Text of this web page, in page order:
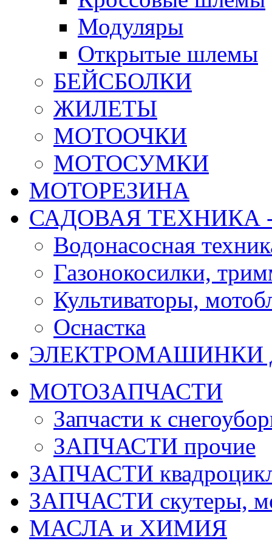
Модуляры
Открытые шлемы
БЕЙСБОЛКИ
ЖИЛЕТЫ
МОТООЧКИ
МОТОСУМКИ
МОТОРЕЗИНА
САДОВАЯ ТЕХНИКА
Водонасосная
Газонокосилки,
Культиваторы,
Оснастка
ЭЛЕКТРОМАШИНКИ
МОТОЗАПЧАСТИ
Запчасти к
ЗАПЧАСТИ прочие
ЗАПЧАСТИ
ЗАПЧАСТИ скутеры,
МАСЛА и ХИМИЯ